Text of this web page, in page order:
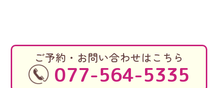
ご予約・お問い合わせはこちら
077-564-5335